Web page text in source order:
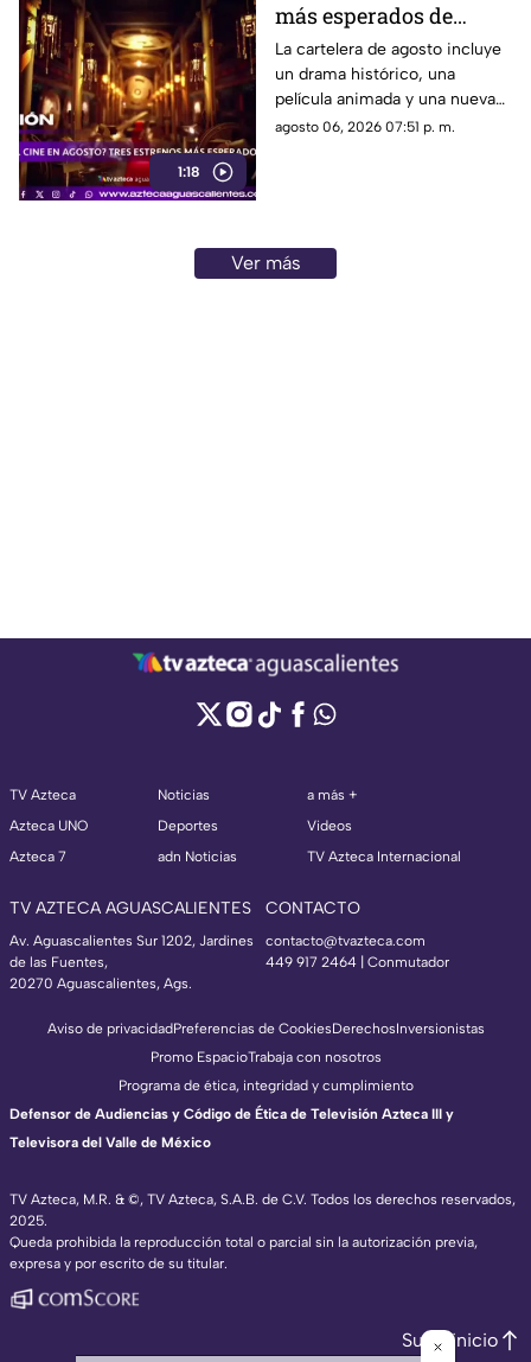
1:18
más esperados de
agosto
La cartelera de agosto incluye
un drama histórico, una
película animada y una nueva
entrega de terror para distintos
agosto 06, 2026 07:51 p. m.
Ver más
TV Azteca
Azteca UNO
Azteca 7
Noticias
Deportes
adn Noticias
a más +
Videos
TV Azteca Internacional
TV AZTECA AGUASCALIENTES
Av. Aguascalientes Sur 1202, Jardines
de las Fuentes,
20270 Aguascalientes, Ags.
CONTACTO
contacto@tvazteca.com
449 917 2464 | Conmutador
TV Azteca, M.R. & ©, TV Azteca, S.A.B. de C.V. Todos los derechos reservados,
2025.
Queda prohibida la reproducción total o parcial sin la autorización previa,
expresa y por escrito de su titular.
Aviso de privacidadPreferencias de CookiesDerechosInversionistas
Promo EspacioTrabaja con nosotros
Programa de ética, integridad y cumplimiento
Defensor de Audiencias y Código de Ética de Televisión Azteca III y
Televisora del Valle de México
Subir inicio